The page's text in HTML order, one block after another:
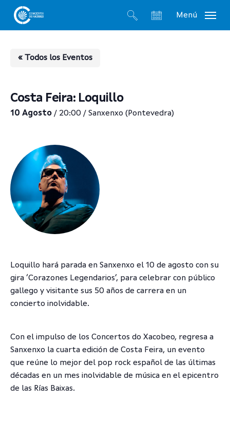
Menú
« Todos los Eventos
Costa Feira: Loquillo
10 Agosto / 20:00 / Sanxenxo (Pontevedra)
Loquillo hará parada en Sanxenxo el 10 de agosto con su
gira ‘Corazones Legendarios’, para celebrar con público
gallego y visitante sus 50 años de carrera en un
concierto inolvidable.
Con el impulso de los Concertos do Xacobeo, regresa a
Sanxenxo la cuarta edición de Costa Feira, un evento
que reúne lo mejor del pop rock español de las últimas
décadas en un mes inolvidable de música en el epicentro
de las Rías Baixas.